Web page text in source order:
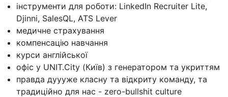
інструменти для роботи: LinkedIn Recruiter Lite,
Djinni, SalesQL, ATS Lever
медичне страхування
компенсацію навчання
курси англійської
офіс у UNIT.City (Київ) з генератором та укриттям
правда дуууже класну та відкриту команду, та
традиційно для нас - zero-bullshit culture